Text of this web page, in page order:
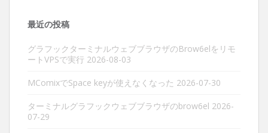
最近の投稿
グラフックターミナルウェブブラウザのBrow6elをリモ
ートVPSで実行 2026-08-03
MComixでSpace keyが使えなくなった 2026-07-30
ターミナルグラフックウェブブラウザのbrow6el 2026-
07-29